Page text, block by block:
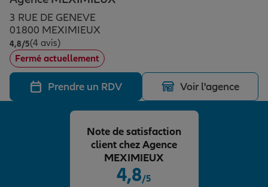
Assurance emprunteur
Prévoyance et dépendance
Assurance animal de compagnie
Protection de la famille
Protection juridique
Épargne & retraite
Plan épargne retraite
Assurance vie
Placements financiers
Investissements immobiliers
Vos projets
Partir en vacances
Conseil assurance
3 RUE DE GENEVE
01800 MEXIMIEUX
4,8/5Note de 4.8 sur 5
(4 avis)
Fermé actuellement
Prendre un RDV Voir l'agence
4,8/5
Note de satisfaction
client chez Agence
MEXIMIEUX